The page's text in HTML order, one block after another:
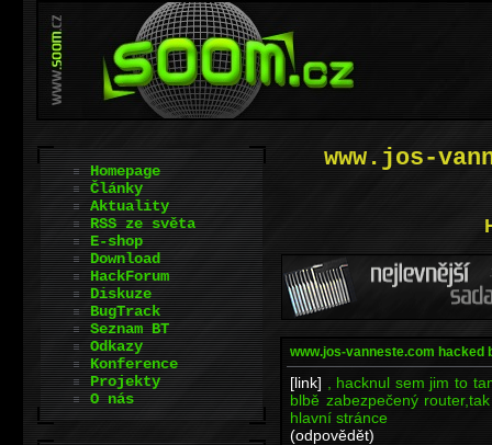
www.jos-
www.jos-vanneste.com hacked
[link] , hacknul sem jim to
blbě zabezpečený
hlavní stránce
(odpovědět)
Homepage
Články
Aktuality
RSS ze světa
E-shop
Download
HackForum
Diskuze
BugTrack
Seznam BT
Odkazy
Konference
Projekty
O nás